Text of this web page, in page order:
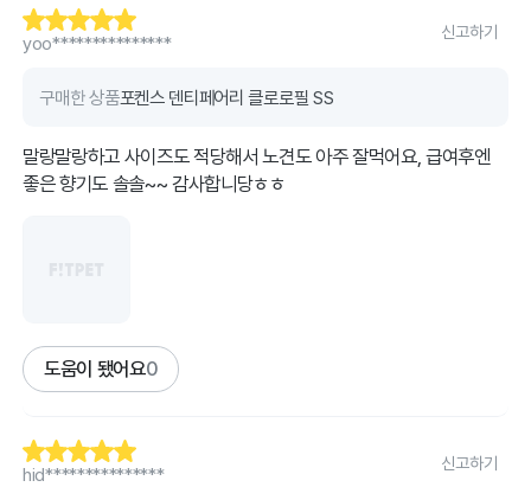
yoo***************
신고하기
구매한 상품포켄스 덴티페어리 클로로필 SS
말랑말랑하고 사이즈도 적당해서 노견도 아주 잘먹어요, 급여후엔
좋은 향기도 솔솔~~ 감사합니당ㅎㅎ
도움이 됐어요0
hid***************
신고하기